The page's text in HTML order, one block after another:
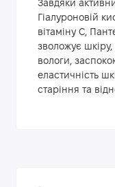
Завдяки
Гіалуроновій
вітаміну С,
зволожує
вологи,
еластичність
старіння та